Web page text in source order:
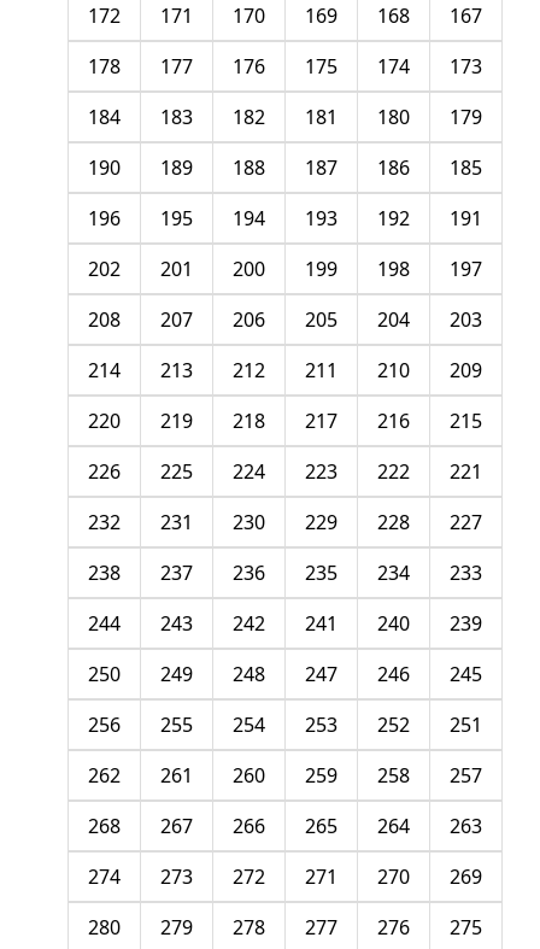
167
168
169
170
171
172
173
174
175
176
177
178
179
180
181
182
183
184
185
186
187
188
189
190
191
192
193
194
195
196
197
198
199
200
201
202
203
204
205
206
207
208
209
210
211
212
213
214
215
216
217
218
219
220
221
222
223
224
225
226
227
228
229
230
231
232
233
234
235
236
237
238
239
240
241
242
243
244
245
246
247
248
249
250
251
252
253
254
255
256
257
258
259
260
261
262
263
264
265
266
267
268
269
270
271
272
273
274
275
276
277
278
279
280